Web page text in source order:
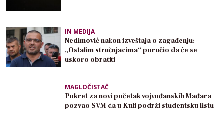
IN MEDIJA
Nedimović nakon izveštaja o zagađenju:
„Ostalim stručnjacima“ poručio da će se
uskoro obratiti
MAGLOČISTAČ
Pokret za novi početak vojvođanskih Mađara
pozvao SVM da u Kuli podrži studentsku listu